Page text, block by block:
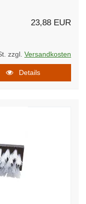
23,88 EUR
zzgl. Versandkosten
Details